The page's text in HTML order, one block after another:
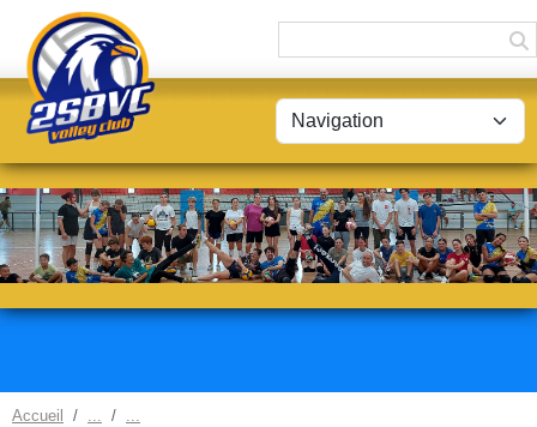
Accueil
Panneau de gestion des cookies